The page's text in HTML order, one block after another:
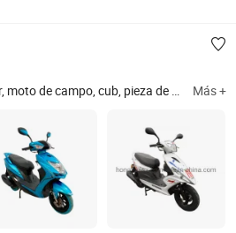
Motocicleta, triciclo, scooter, moto de campo, cub, pieza de repuesto, motocicleta eléctrica, bicicletas eléctricas, scooter eléctrico, triciclo eléctrico Más +